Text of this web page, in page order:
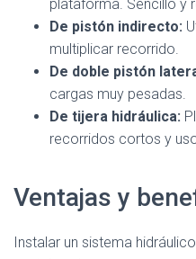
plataforma. Sencillo y
De pistón indirecto:
multiplicar recorrido.
De doble pistón
cargas muy pesadas.
De tijera hidráulica:
recorridos cortos y
Ventajas y
Instalar un sistema